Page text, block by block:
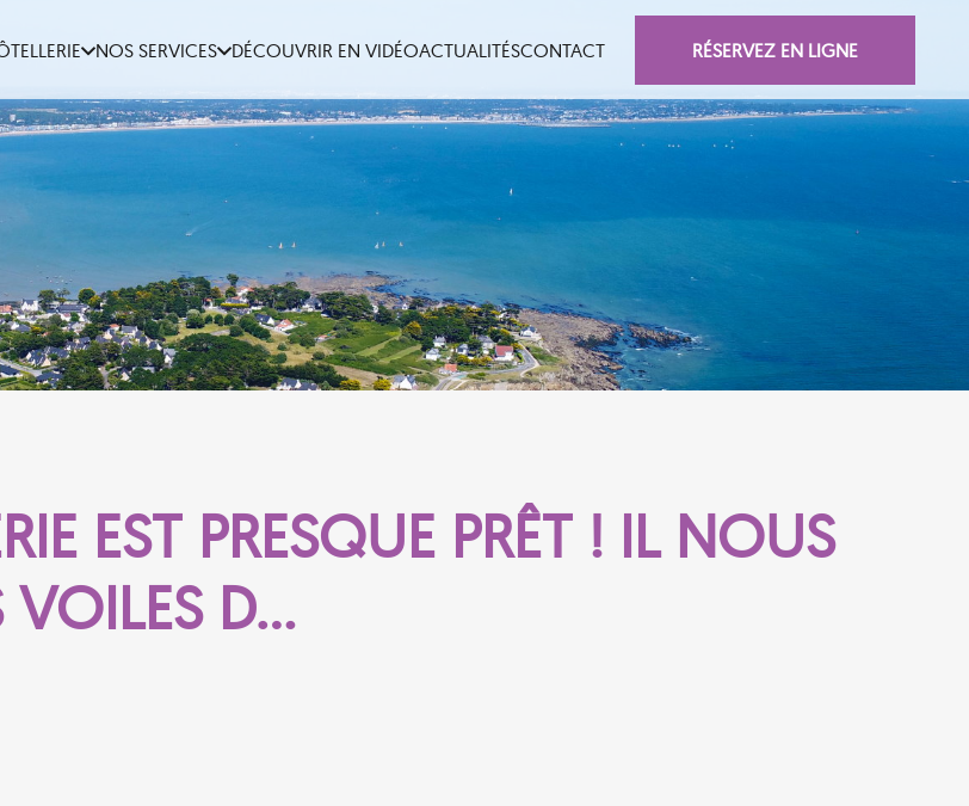
NOS SERVICES DÉCOUVRIR EN VIDÉOACTUALITÉSCONTACT RÉSERVEZ EN LIGNE
EST PRESQUE PRÊT ! IL NOUS
VOILES D…